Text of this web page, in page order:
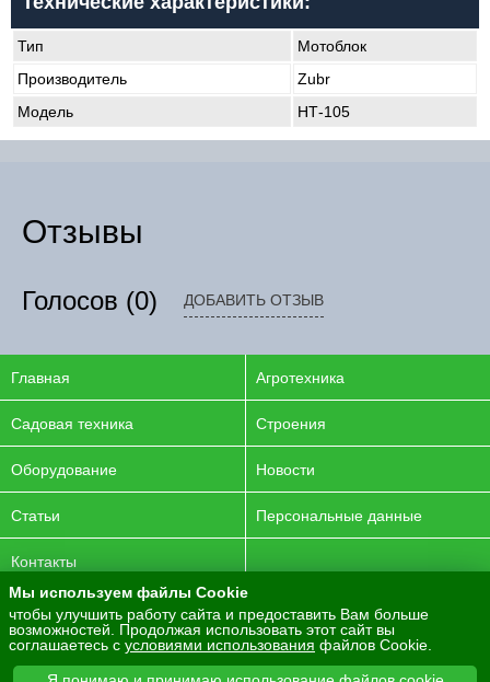
Тип
Мотоблок
Производитель
Zubr
Модель
НТ-105
Отзывы
Голосов (0) ДОБАВИТЬ ОТЗЫВ
Главная Агротехника
Садовая техника Строения
Оборудование Новости
Статьи Персональные данные
Контакты
© 2016-2026 ENERGYAGRO Все права защищены.
Разработка сайта - PurpleLabs
Вся представленная на сайте информация носит
Мы используем файлы Cookie
чтобы улучшить работу сайта и предоставить Вам больше
возможностей. Продолжая использовать этот сайт вы
соглашаетесь с условиями использования файлов Cookie.